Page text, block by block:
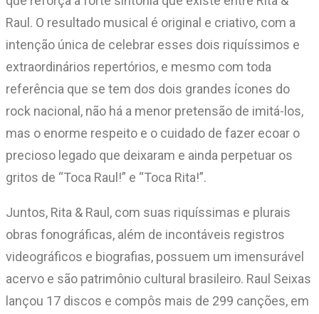
Raul. O resultado musical é original e criativo, com a
intenção única de celebrar esses dois riquíssimos e
extraordinários repertórios, e mesmo com toda
referência que se tem dos dois grandes ícones do
rock nacional, não há a menor pretensão de imitá-los,
mas o enorme respeito e o cuidado de fazer ecoar o
precioso legado que deixaram e ainda perpetuar os
gritos de “Toca Raul!” e “Toca Rita!”.
Juntos, Rita & Raul, com suas riquíssimas e plurais
obras fonográficas, além de incontáveis registros
videográficos e biografias, possuem um imensurável
acervo e são patrimônio cultural brasileiro. Raul Seixas
lançou 17 discos e compôs mais de 299 canções, em